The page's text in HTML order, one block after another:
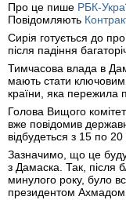
Про це пише РБК-
Повідомляють
Сирія готується до
після падіння
Тимчасова влада в
мають стати
країни, яка пережила
Голова Вищого
вже повідомив
відбудеться з 15 по
Зазначимо, що це
з Дамаска. Так, після
минулого року, було
президентом